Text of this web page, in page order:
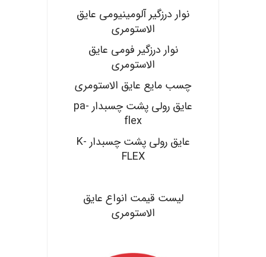
نوار درزگیر آلومینیومی عایق
الاستومری
نوار درزگیر فومی عایق
الاستومری
چسب مایع عایق الاستومری
عایق رولی پشت چسبدار pa-
flex
عایق رولی پشت چسبدار K-
FLEX
لیست قیمت انواع عایق
الاستومری